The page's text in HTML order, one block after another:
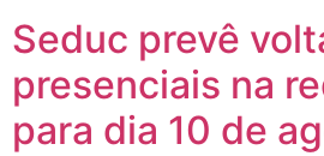
Seduc prevê
presenciais na
para dia 10 de